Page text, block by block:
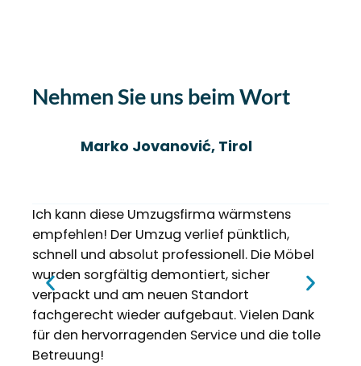
Nehmen Sie uns beim Wort
Marko Jovanović, Tirol
Ich kann diese Umzugsfirma wärmstens
empfehlen! Der Umzug verlief pünktlich,
schnell und absolut professionell. Die Möbel
wurden sorgfältig demontiert, sicher
verpackt und am neuen Standort
fachgerecht wieder aufgebaut. Vielen Dank
für den hervorragenden Service und die tolle
Betreuung!